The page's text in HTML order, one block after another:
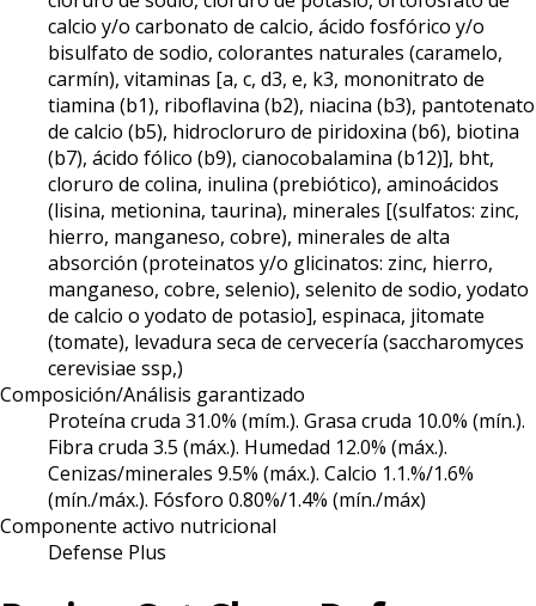
calcio y/o carbonato de calcio, ácido fosfórico y/o
bisulfato de sodio, colorantes naturales (caramelo,
carmín), vitaminas [a, c, d3, e, k3, mononitrato de
tiamina (b1), riboflavina (b2), niacina (b3), pantotenato
de calcio (b5), hidrocloruro de piridoxina (b6), biotina
(b7), ácido fólico (b9), cianocobalamina (b12)], bht,
cloruro de colina, inulina (prebiótico), aminoácidos
(lisina, metionina, taurina), minerales [(sulfatos: zinc,
hierro, manganeso, cobre), minerales de alta
absorción (proteinatos y/o glicinatos: zinc, hierro,
manganeso, cobre, selenio), selenito de sodio, yodato
de calcio o yodato de potasio], espinaca, jitomate
(tomate), levadura seca de cervecería (saccharomyces
cerevisiae ssp,)
Composición/Análisis garantizado
Proteína cruda 31.0% (mím.). Grasa cruda 10.0% (mín.).
Fibra cruda 3.5 (máx.). Humedad 12.0% (máx.).
Cenizas/minerales 9.5% (máx.). Calcio 1.1.%/1.6%
(mín./máx.). Fósforo 0.80%/1.4% (mín./máx)
Componente activo nutricional
Defense Plus